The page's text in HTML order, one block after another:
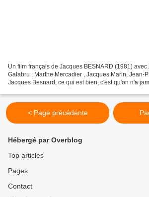
Un film français de Jacques BESNARD (1981) avec
Galabru , Marthe Mercadier , Jacques Marin, Jean-
Jacques Besnard, ce qui est bien, c'est qu'on n'a
< Page précédente
Hébergé par Overblog
Top articles
Pages
Contact